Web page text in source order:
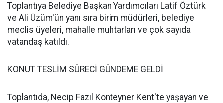
Toplantıya Belediye Başkan Yardımcıları Latif Öztürk
ve Ali Üzüm'ün yanı sıra birim müdürleri, belediye
meclis üyeleri, mahalle muhtarları ve çok sayıda
vatandaş katıldı.
KONUT TESLİM SÜRECİ GÜNDEME GELDİ
Toplantıda, Necip Fazıl Konteyner Kent'te yaşayan ve